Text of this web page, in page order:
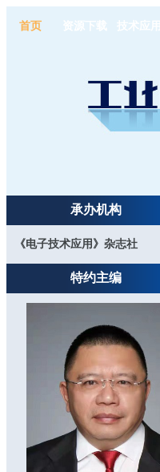
首页 资源下载 技术应用
承办机构
《电子技术应用》杂志社
特约主编